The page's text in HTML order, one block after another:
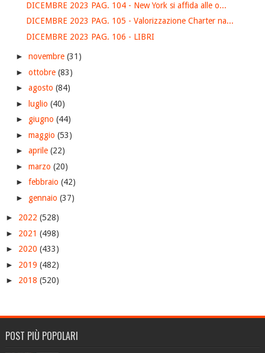
DICEMBRE 2023 PAG. 104 - New York si affida alle o...
DICEMBRE 2023 PAG. 105 - Valorizzazione Charter na...
DICEMBRE 2023 PAG. 106 - LIBRI
► novembre (31)
► ottobre (83)
► agosto (84)
► luglio (40)
► giugno (44)
► maggio (53)
► aprile (22)
► marzo (20)
► febbraio (42)
► gennaio (37)
► 2022 (528)
► 2021 (498)
► 2020 (433)
► 2019 (482)
► 2018 (520)
POST PIÙ POPOLARI